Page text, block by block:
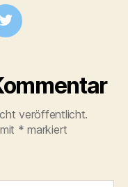
veröffentlicht.
* markiert